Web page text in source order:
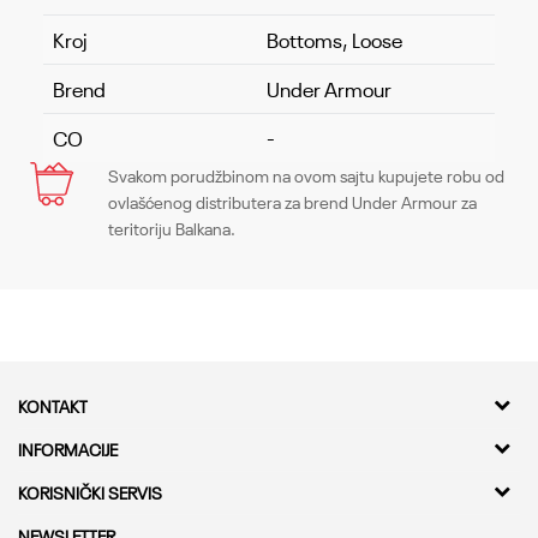
Kroj
Bottoms, Loose
Brend
Under Armour
CO
-
Ime/Nadimak
Svakom porudžbinom na ovom sajtu kupujete robu od
ovlašćenog distributera za brend Under Armour za
teritoriju Balkana.
KONTAKT
Kvantum Sport d.o.o.
Adresa
11000 Beograd
INFORMACIJE
O nama
KORISNIČKI SERVIS
Provera statusa pošiljke